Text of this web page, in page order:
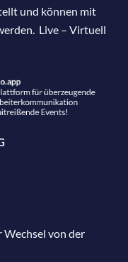
und können mit
Live – Virtuell
von der